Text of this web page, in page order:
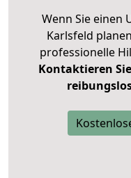
Wenn Sie einen
Karlsfeld
professionelle
Kontaktieren